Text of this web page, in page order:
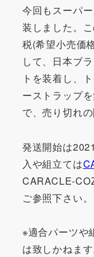
今回もスーパ
装しました。
税(希望小売価
して、日本ブ
トを装着し、
ーストラップ
で、売り切れ
発送開始は
入や組立ては
CARACLE-
ご参照下さい。
※適合パーツや
は致しかねま